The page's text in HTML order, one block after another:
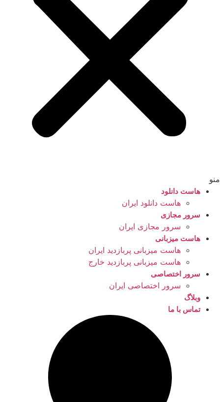
منو
هاست دانلود
هاست دانلود ایران
سرور مجازی
سرور مجازی ایران
هاست میزبانی
هاست میزبانی پربازدید ایران
هاست میزبانی پربازدید خارج
سرور اختصاصی
سرور اختصاصی ایران
وبلاگ
تماس با ما